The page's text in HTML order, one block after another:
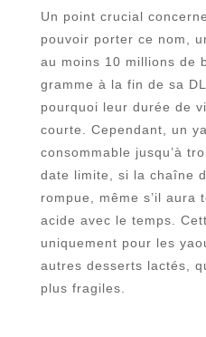
Un point crucial
pouvoir porter ce nom,
au moins 10 millions de
gramme à la fin de sa
pourquoi leur durée de
courte. Cependant, un
consommable jusqu’à
date limite, si la chaîne
rompue, même s’il aura
acide avec le temps.
uniquement pour les
autres desserts lactés,
plus fragiles.